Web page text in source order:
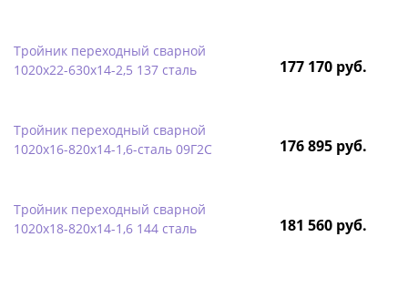
Тройник переходный сварной
1020х22-630х14-2,5 137 сталь
177 170 руб.
Тройник переходный сварной
1020х16-820х14-1,6-сталь 09Г2С
176 895 руб.
Тройник переходный сварной
1020х18-820х14-1,6 144 сталь
181 560 руб.